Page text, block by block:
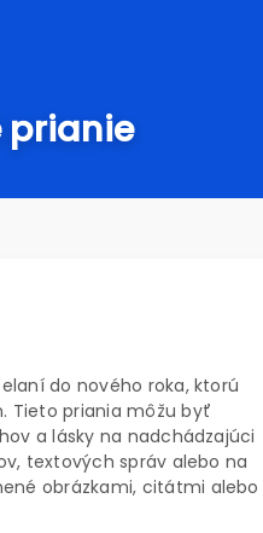
prianie
do nového roka, ktorú
Tieto priania môžu byť
a lásky na nadchádzajúci
textových správ alebo na
obrázkami, citátmi alebo